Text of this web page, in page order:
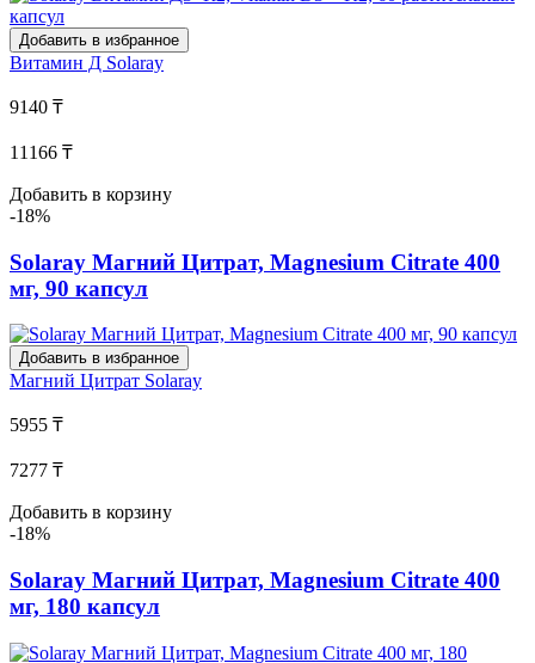
Добавить в избранное
Витамин Д Solaray
9140 ₸
11166 ₸
Добавить в корзину
-18%
Solaray Магний Цитрат, Magnesium Citrate 400
мг, 90 капсул
Добавить в избранное
Магний Цитрат Solaray
5955 ₸
7277 ₸
Добавить в корзину
-18%
Solaray Магний Цитрат, Magnesium Citrate 400
мг, 180 капсул